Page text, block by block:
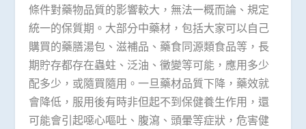
條件對藥物品質的影響較大，無法一概而論、規定
統一的保質期。大部分中藥材，包括大家可以自己
購買的藥膳湯包、滋補品、藥食同源類食品等，長
期貯存都存在蟲蛀、泛油、黴變等可能，應用多少
配多少，或隨買隨用。一旦藥材品質下降，藥效就
會降低，服用後有時非但起不到保健養生作用，還
可能會引起噁心嘔吐、腹瀉、頭暈等症狀，危害健